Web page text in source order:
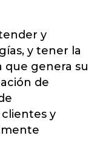
y
y tener la
que genera su
de
y